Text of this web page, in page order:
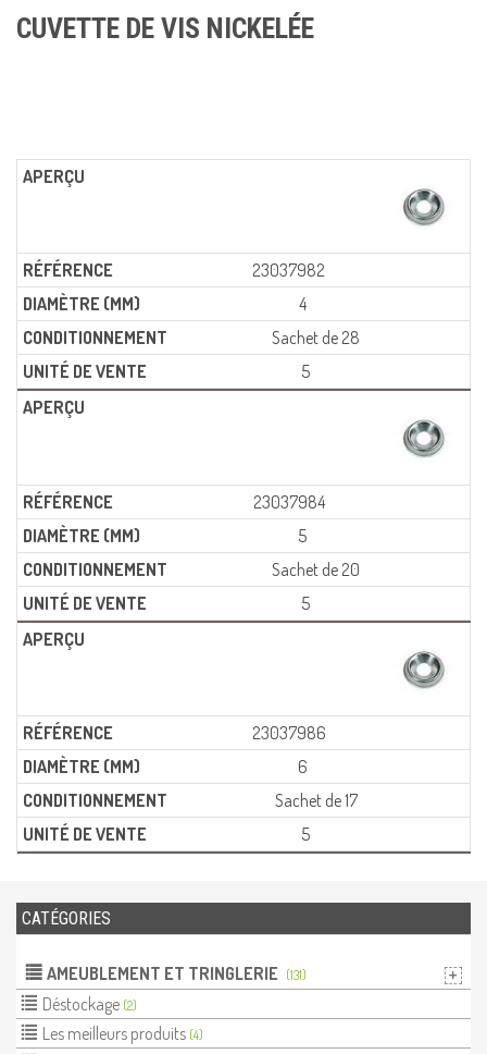
CUVETTE DE VIS NICKELÉE
23037982
4
Sachet de 28
5
23037984
5
Sachet de 20
5
23037986
6
Sachet de 17
5
CATÉGORIES
AMEUBLEMENT ET TRINGLERIE (131)
Déstockage (2)
Les meilleurs produits (4)